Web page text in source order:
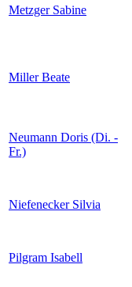
Metzger Sabine
Miller Beate
Neumann Doris (Di. -
Fr.)
Niefenecker Silvia
Pilgram Isabell